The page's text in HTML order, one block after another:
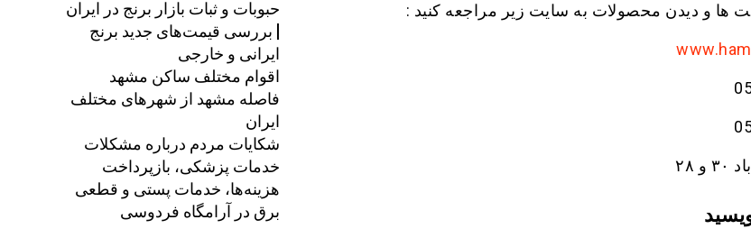
ها و دیدن محصولات به سایت زیر مراجعه کنید :
۲۸
حبوبات و ثبات بازار برنج در ایران
| بررسی قیمت‌های جدید برنج
ایرانی و خارجی
اقوام مختلف ساکن مشهد
فاصله مشهد از شهرهای مختلف
ایران
شکایات مردم درباره مشکلات
خدمات پزشکی، بازپرداخت
هزینه‌ها، خدمات پستی و قطعی
برق در آرامگاه فردوسی